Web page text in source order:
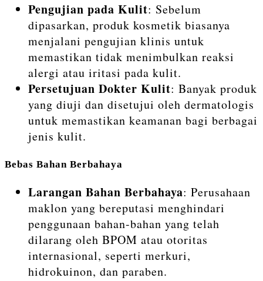
Pengujian pada Kulit: Sebelum
dipasarkan, produk kosmetik biasanya
menjalani pengujian klinis untuk
memastikan tidak menimbulkan reaksi
alergi atau iritasi pada kulit.
Persetujuan Dokter Kulit: Banyak produk
yang diuji dan disetujui oleh dermatologis
untuk memastikan keamanan bagi berbagai
jenis kulit.
Bebas Bahan Berbahaya
Larangan Bahan Berbahaya: Perusahaan
maklon yang bereputasi menghindari
penggunaan bahan-bahan yang telah
dilarang oleh BPOM atau otoritas
internasional, seperti merkuri,
hidrokuinon, dan paraben.